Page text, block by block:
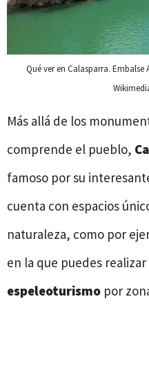
Qué ver en Calasparra.
Más allá de los
comprende el pueblo,
famoso por su
cuenta con espacios
naturaleza, como por
en la que puedes
espeleoturismo por